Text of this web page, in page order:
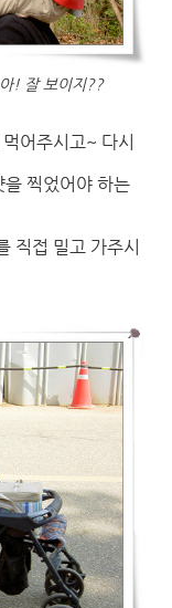
! 잘 보이지??
어주시고~ 다시
찍었어야 하는
직접 밀고 가주시